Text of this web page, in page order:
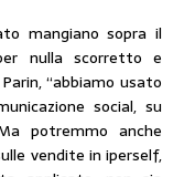
mangiano sopra il
nulla scorretto e
“abbiamo usato
social, su
potremmo anche
vendite in iperself,